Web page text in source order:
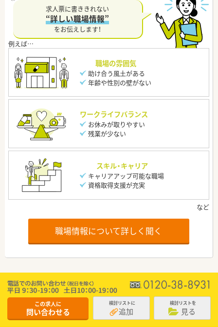
求人票に書ききれない
“詳しい職場情報”
をお伝えします！
職場の雰囲気
助け合う風土がある
年齢や性別の壁がない
ワークライフバランス
お休みが取りやすい
残業が少ない
スキル・キャリア
キャリアアップ可能な職場
資格取得支援が充実
職場情報について詳しく聞く
この求人に
問い合わせる
検討リストに
追加
検討リストを
見る